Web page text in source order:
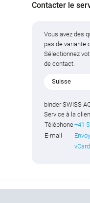
Contacter le
Vous avez des
pas de variante
Sélectionnez
de contact.
Suisse
binder SWISS
Service à la
Téléphone+41
E-mail
vCard